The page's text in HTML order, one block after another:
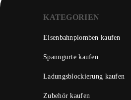
KATEGORIEN
Eisenbahnplomben kaufen
Spanngurte kaufen
Ladungsblockierung kaufen
Zubehör kaufen